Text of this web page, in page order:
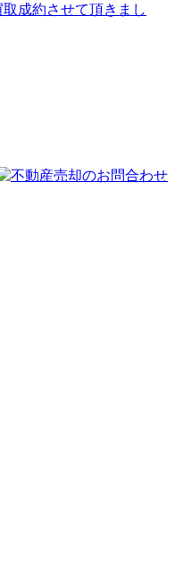
成約させて頂きまし